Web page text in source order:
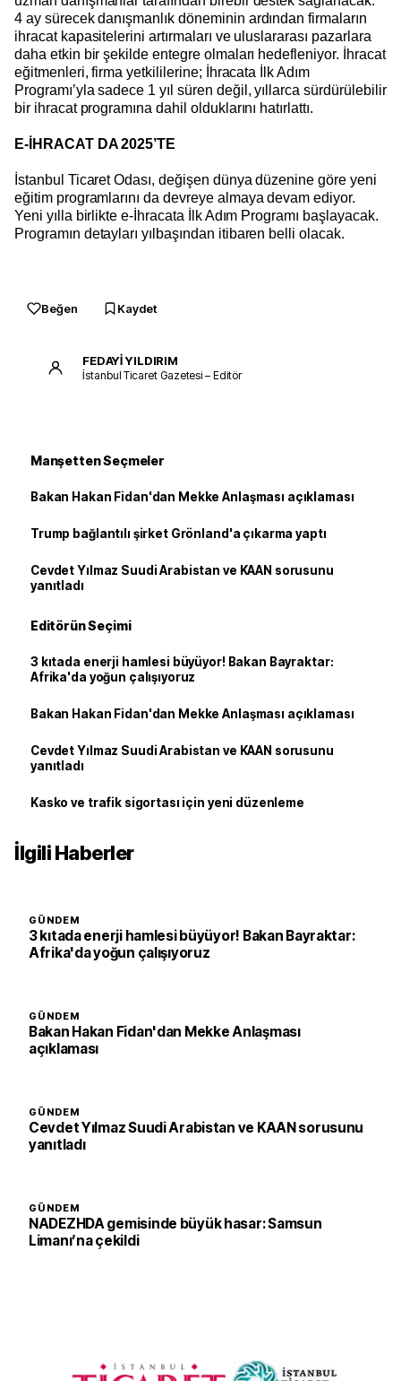
4 ay sürecek danışmanlık döneminin ardından firmaların
ihracat kapasitelerini artırmaları ve uluslararası pazarlara
daha etkin bir şekilde entegre olmaları hedefleniyor. İhracat
eğitmenleri, firma yetkililerine; İhracata İlk Adım
Programı’yla sadece 1 yıl süren değil, yıllarca sürdürülebilir
bir ihracat programına dahil olduklarını hatırlattı.
E-İHRACAT DA 2025’TE
İstanbul Ticaret Odası, değişen dünya düzenine göre yeni
eğitim programlarını da devreye almaya devam ediyor.
Yeni yılla birlikte e-İhracata İlk Adım Programı başlayacak.
Programın detayları yılbaşından itibaren belli olacak.
Beğen Kaydet
FEDAYİ YILDIRIM
İstanbul Ticaret Gazetesi – Editör
Manşetten Seçmeler
Bakan Hakan Fidan'dan Mekke Anlaşması açıklaması
Trump bağlantılı şirket Grönland'a çıkarma yaptı
Cevdet Yılmaz Suudi Arabistan ve KAAN sorusunu
yanıtladı
Editörün Seçimi
3 kıtada enerji hamlesi büyüyor! Bakan Bayraktar:
Afrika'da yoğun çalışıyoruz
Bakan Hakan Fidan'dan Mekke Anlaşması açıklaması
Cevdet Yılmaz Suudi Arabistan ve KAAN sorusunu
yanıtladı
Kasko ve trafik sigortası için yeni düzenleme
İlgili Haberler
GÜNDEM
3 kıtada enerji hamlesi büyüyor! Bakan Bayraktar:
Afrika'da yoğun çalışıyoruz
GÜNDEM
Bakan Hakan Fidan'dan Mekke Anlaşması
açıklaması
GÜNDEM
Cevdet Yılmaz Suudi Arabistan ve KAAN sorusunu
yanıtladı
GÜNDEM
NADEZHDA gemisinde büyük hasar: Samsun
Limanı’na çekildi